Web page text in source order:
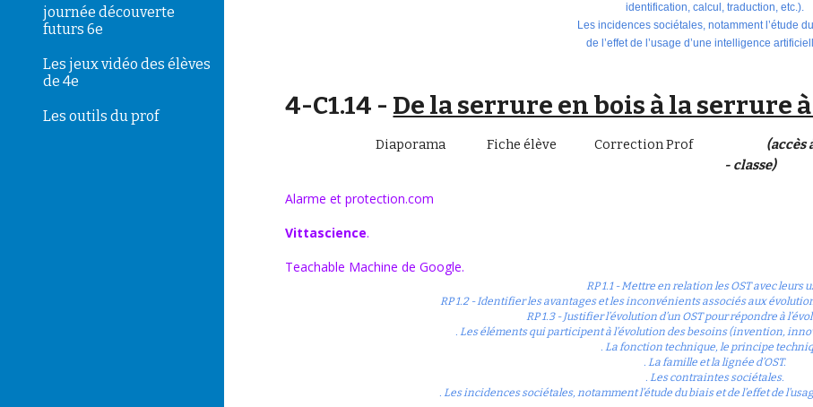
journée découverte
futurs 6e
Les jeux vidéo des élèves
de 4e
Les outils du prof
identification, calcul, traduction, etc.).
Les incidences sociétales, notamment l’étude
de l’effet de l’usage d’une intelligence
4-C1.14 - De la serrure en bois à la serrure
Diaporama Fiche élève Correction Prof
(accès
- classe)
Alarme etprotection.com
Vittascience.
Teachable Machine de Google.
RP 1.1 - Mettre en relation les OST avec leurs
RP 1.2 - Identifier les avantages et les inconvénients associés aux
RP 1.3 - Justifier l’évolution d’un OST pour répondre à
. Les éléments qui participent à l’évolution des besoins (invention,
. La fonction technique, le principe
. La famille et la lignée d’OST.
. Les contraintes sociétales.
. Les incidences sociétales, notamment l’étude du biais et de l’effet de